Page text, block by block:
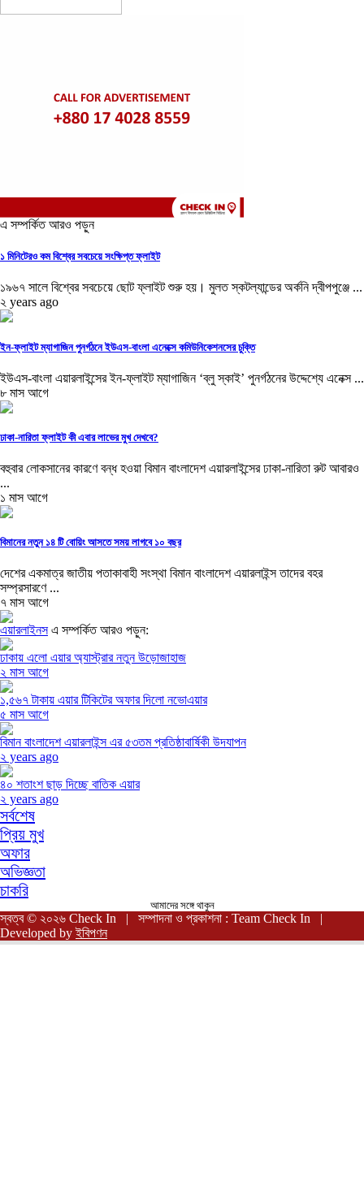
এ সম্পর্কিত আরও পড়ুন
১ মিনিটেরও কম বিশ্বের সবচেয়ে সংক্ষিপ্ত ফ্লাইট
১৯৬৭ সালে বিশ্বের সবচেয়ে ছোট ফ্লাইট শুরু হয়। মুলত স্কটল্যান্ডের অর্কনি দ্বীপপুঞ্জে ...
২ years ago
ইন-ফ্লাইট ম্যাগাজিন পুনর্গঠনে ইউএস-বাংলা এনেক্সে কমিউনিকেশনসের চুক্তি
ইউএস-বাংলা এয়ারলাইন্সের ইন-ফ্লাইট ম্যাগাজিন ‘ব্লু স্কাই’ পুনর্গঠনের উদ্দেশ্যে এনেক্স ...
৮ মাস আগে
ঢাকা-নারিতা ফ্লাইট কী এবার লাভের মুখ দেখবে?
বহুবার লোকসানের কারণে বন্ধ হওয়া বিমান বাংলাদেশ এয়ারলাইন্সের ঢাকা-নারিতা রুট আবারও
...
১ মাস আগে
বিমানের নতুন ১৪ টি বোয়িং আসতে সময় লাগবে ১০ বছর
দেশের একমাত্র জাতীয় পতাকাবাহী সংস্থা বিমান বাংলাদেশ এয়ারলাইন্স তাদের বহর
সম্প্রসারণে ...
৭ মাস আগে
এয়ারলাইনসএ সম্পর্কিত আরও পড়ুন:
ঢাকায় এলো এয়ার অ্যাস্ট্রার নতুন উড়োজাহাজ
২ মাস আগে
১,৫৬৭ টাকায় এয়ার টিকিটের অফার দিলো নভোএয়ার
৫ মাস আগে
বিমান বাংলাদেশ এয়ারলাইন্স এর ৫৩তম প্রতিষ্ঠাবার্ষিকী উদযাপন
২ years ago
৪০ শতাংশ ছাড় দিচ্ছে বাতিক এয়ার
২ years ago
সর্বশেষ
প্রিয় মুখ
অফার
অভিজ্ঞতা
চাকরি
আমাদের সঙ্গে থাকুন
স্বত্ব © ২০২৬ Check In | সম্পাদনা ও প্রকাশনা : Team Check In |
Developed byইবিপণন